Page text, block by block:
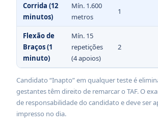
Corrida (12
minutos)
Mín. 1.600
metros
1
Flexão de
Braços (1
minuto)
Mín. 15
repetições
(4 apoios)
2
Candidato “Inapto” em qualquer teste é
gestantes têm direito de remarcar o TAF. O
de responsabilidade do candidato e deve ser
impresso no dia.